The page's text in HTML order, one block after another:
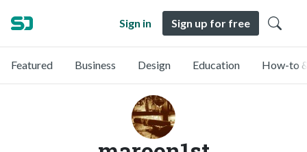
Sign in Sign up for free
Featured Business Design Education How-to